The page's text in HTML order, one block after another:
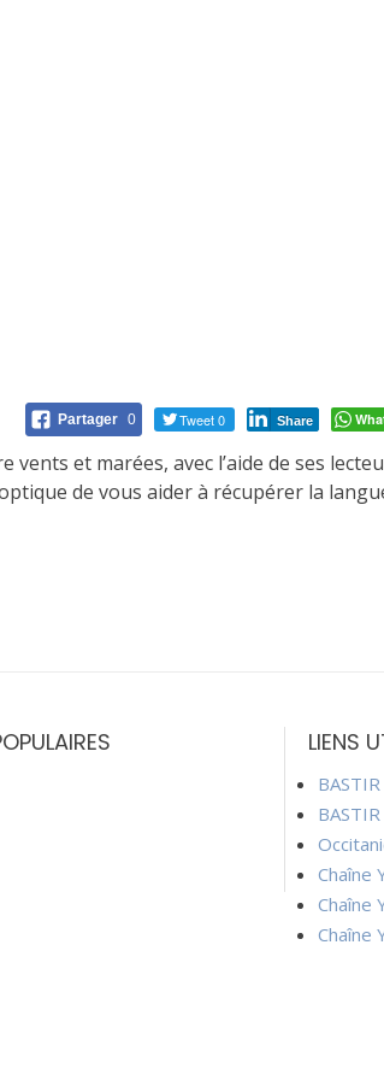
Partager 0 Tweet 0 Share
vents et marées, avec l’aide de ses
de vous aider à récupérer la
LIENS
Chaîne
Chaîne
Chaîne